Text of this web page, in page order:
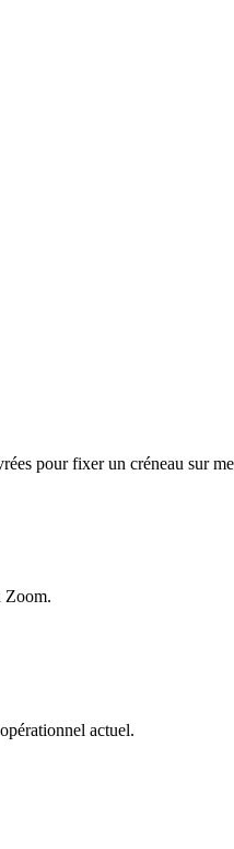
pour fixer un créneau sur
Zoom.
actuel.